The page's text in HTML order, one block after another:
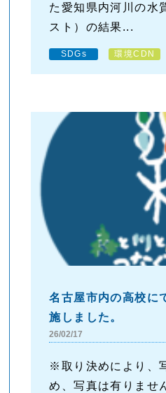
た愛知県内河川の水
スト）の結果...
SDGs 環境CDN
名古屋市内の高校に
施しました。
26/02/17
※取り決めにより、
め、写真は有りませ